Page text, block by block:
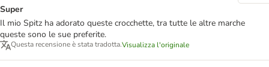
Super
Il mio Spitz ha adorato queste crocchette, tra tutte le altre marche
queste sono le sue preferite.
Questa recensione è stata tradotta.Visualizza l'originale